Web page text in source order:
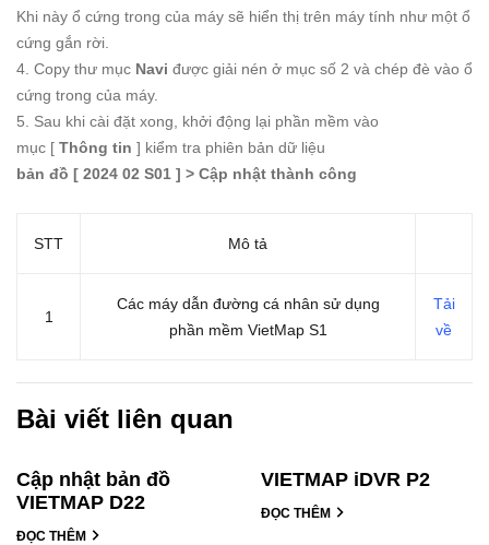
Khi này ổ cứng trong của máy sẽ hiển thị trên máy tính như một ổ
cứng gắn rời.
4. Copy thư mục Navi được giải nén ở mục số 2 và chép đè vào ổ
cứng trong của máy.
5. Sau khi cài đặt xong, khởi động lại phần mềm vào
mục [ Thông tin ] kiểm tra phiên bản dữ liệu
bản đồ [ 2024 02 S01 ] > Cập nhật thành công
STT Mô tả
1
Các máy dẫn đường cá nhân sử dụng
phần mềm VietMap S1
Tải
về
Bài viết liên quan
Cập nhật bản đồ
VIETMAP D22
ĐỌC THÊM
VIETMAP iDVR P2
ĐỌC THÊM